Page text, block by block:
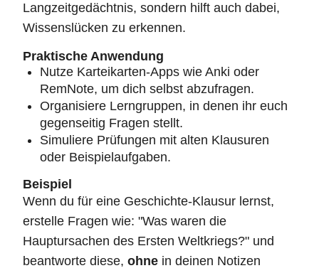
Langzeitgedächtnis, sondern hilft auch dabei,
Wissenslücken zu erkennen.
Praktische Anwendung
Nutze Karteikarten-Apps wie Anki oder
RemNote, um dich selbst abzufragen.
Organisiere Lerngruppen, in denen ihr euch
gegenseitig Fragen stellt.
Simuliere Prüfungen mit alten Klausuren
oder Beispielaufgaben.
Beispiel
Wenn du für eine Geschichte-Klausur lernst,
erstelle Fragen wie: "Was waren die
Hauptursachen des Ersten Weltkriegs?" und
beantworte diese, ohne in deinen Notizen